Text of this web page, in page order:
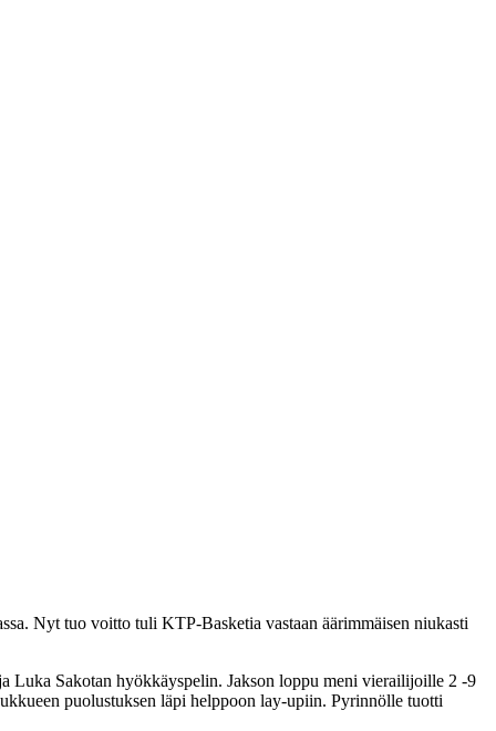
Nyt tuo voitto tuli KTP-Basketia vastaan äärimmäisen niukasti
Luka Sakotan hyökkäyspelin. Jakson loppu meni vierailijoille 2 -9
puolustuksen läpi helppoon lay-upiin. Pyrinnölle tuotti